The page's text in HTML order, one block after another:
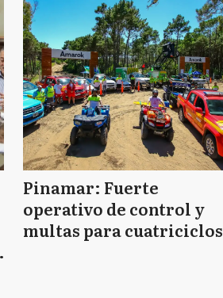
Pinamar: Fuerte
operativo de control y
multas para cuatriciclos